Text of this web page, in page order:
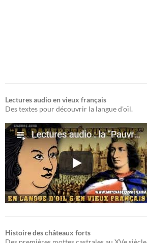
Lectures audio en vieux français
Des textes pour découvrir la langue d'oïl.
Histoire des châteaux forts